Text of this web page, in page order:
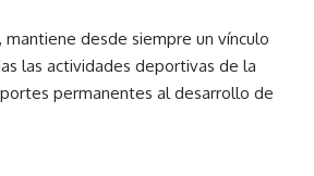
mantiene desde siempre un vínculo
las actividades deportivas de la
permanentes al desarrollo de